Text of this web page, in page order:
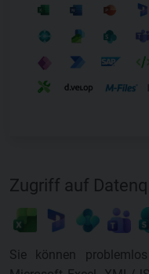
Zugriff auf
Sie können